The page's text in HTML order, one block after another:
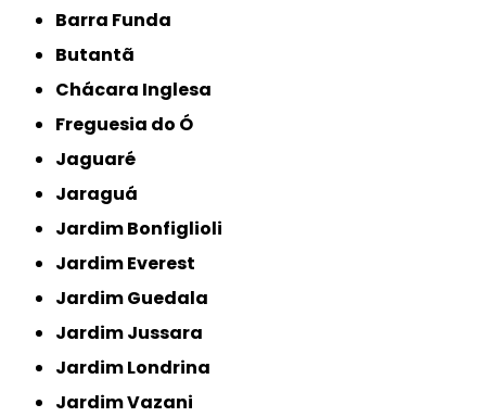
Barra Funda
Butantã
Chácara Inglesa
Freguesia do Ó
Jaguaré
Jaraguá
Jardim Bonfiglioli
Jardim Everest
Jardim Guedala
Jardim Jussara
Jardim Londrina
Jardim Vazani